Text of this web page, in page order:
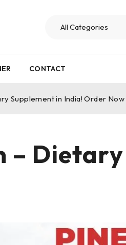
CONTACT
Supplement in India! Order Now
–